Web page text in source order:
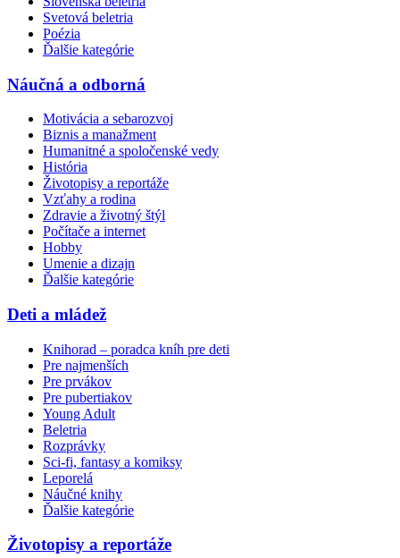
Svetová beletria
Poézia
Ďalšie kategórie
Náučná a odborná
Motivácia a sebarozvoj
Biznis a manažment
Humanitné a spoločenské vedy
História
Životopisy a reportáže
Vzťahy a rodina
Zdravie a životný štýl
Počítače a internet
Hobby
Umenie a dizajn
Ďalšie kategórie
Deti a mládež
Knihorad – poradca kníh pre deti
Pre najmenších
Pre prvákov
Pre pubertiakov
Young Adult
Beletria
Rozprávky
Sci-fi, fantasy a komiksy
Leporelá
Náučné knihy
Ďalšie kategórie
Životopisy a reportáže